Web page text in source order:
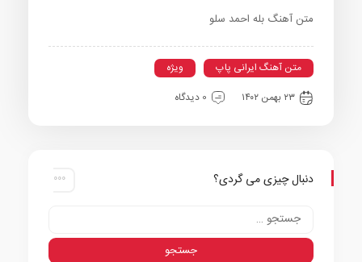
متن آهنگ بله احمد سلو
متن آهنگ ایرانی پاپ
ویژه
۲۳ بهمن ۱۴۰۲
0 دیدگاه
دنبال چیزی می گردی؟